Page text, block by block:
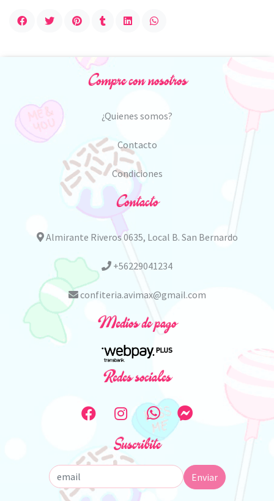
Compre con nosotros
¿Quienes somos?
Contacto
Condiciones
Contacto
Almirante Riveros 0635, Local B. San Bernardo
+56229041234
confiteria.avimax@gmail.com
Medios de pago
Redes sociales
Suscribite
Enviar